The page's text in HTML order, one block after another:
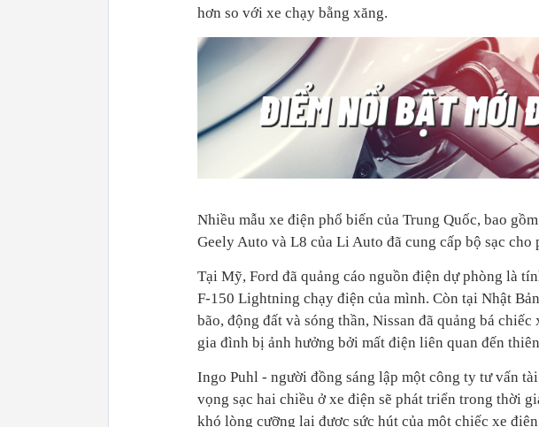
hơn so với xe chạy bằng xăng.
Nhiều mẫu xe điện phổ biến của Trung Quốc, bao
Geely Auto và L8 của Li Auto đã cung cấp bộ sạc cho
Tại Mỹ, Ford đã quảng cáo nguồn điện dự phòng là
F-150 Lightning chạy điện của mình. Còn tại Nhật
bão, động đất và sóng thần, Nissan đã quảng bá
gia đình bị ảnh hưởng bởi mất điện liên quan đến
Ingo Puhl - người đồng sáng lập một công ty tư vấn
vọng sạc hai chiều ở xe điện sẽ phát triển trong thời
khó lòng cưỡng lại được sức hút của một chiếc xe